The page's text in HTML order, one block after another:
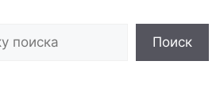
Поиск